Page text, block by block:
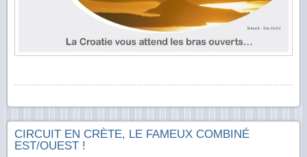
CIRCUIT EN CRÈTE, LE FAMEUX COMBINÉ
EST/OUEST !